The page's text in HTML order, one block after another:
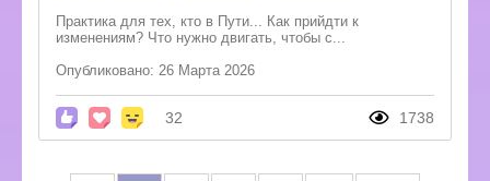
Практика для тех, кто в Пути... Как прийдти к
изменениям? Что нужно двигать, чтобы с...
Опубликовано: 26 Марта 2026
32 1738